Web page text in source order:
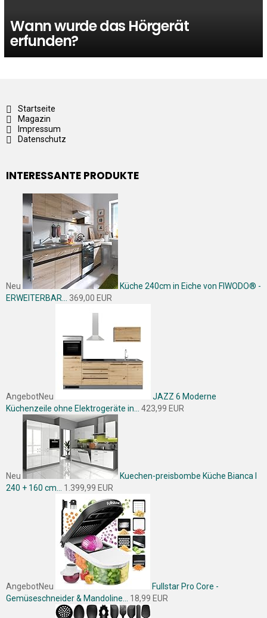
Wann wurde das Hörgerät
erfunden?
Startseite
Magazin
Impressum
Datenschutz
INTERESSANTE PRODUKTE
Neu
Küche 240cm in Eiche von FIWODO® -
ERWEITERBAR...
369,00 EUR
AngebotNeu
JAZZ 6 Moderne
Küchenzeile ohne Elektrogeräte in...
423,99 EUR
Neu
Kuechen-preisbombe Küche Bianca I
240 + 160 cm...
1.399,99 EUR
AngebotNeu
Fullstar Pro Core -
Gemüseschneider & Mandoline...
18,99 EUR